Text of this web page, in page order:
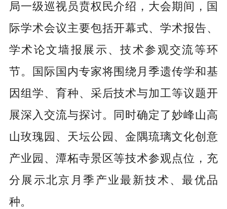
局一级巡视员贲权民介绍，大会期间，国
际学术会议主要包括开幕式、学术报告、
学术论文墙报展示、技术参观交流等环
节。国际国内专家将围绕月季遗传学和基
因组学、育种、采后技术与加工等议题开
展深入交流与探讨。同时确定了妙峰山高
山玫瑰园、天坛公园、金隅琉璃文化创意
产业园、潭柘寺景区等技术参观点位，充
分展示北京月季产业最新技术、最优品
种。